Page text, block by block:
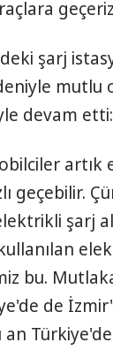
şarj
mutlu
devam etti:
artık
geçebilir.
şarj
bu.
de
an